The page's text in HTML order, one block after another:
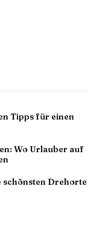
Tipps für einen
Wo Urlauber auf
schönsten Drehorte